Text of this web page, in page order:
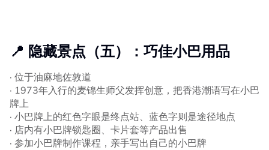
📍 隐藏景点（五）：巧佳小巴用品
· 位于油麻地佐敦道
· 1973年入行的麦锦生师父发挥创意，把香港潮语写在小巴
牌上
· 小巴牌上的红色字眼是终点站、蓝色字则是途径地点
· 店内有小巴牌锁匙圈、卡片套等产品出售
· 参加小巴牌制作课程，亲手写出自己的小巴牌